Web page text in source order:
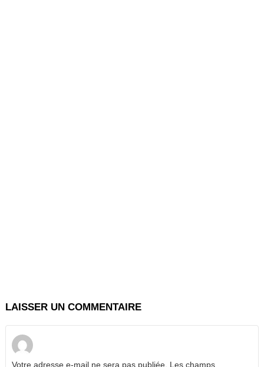
LAISSER UN COMMENTAIRE
Votre adresse e-mail ne sera pas publiée. Les champs